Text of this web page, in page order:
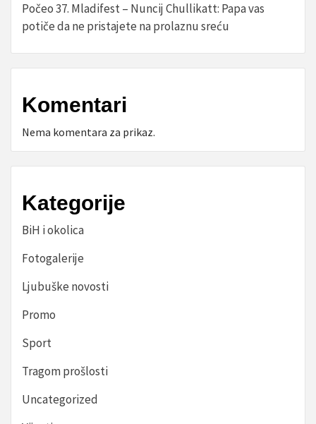
Počeo 37. Mladifest – Nuncij Chullikatt: Papa vas
potiče da ne pristajete na prolaznu sreću
Komentari
Nema komentara za prikaz.
Kategorije
BiH i okolica
Fotogalerije
Ljubuške novosti
Promo
Sport
Tragom prošlosti
Uncategorized